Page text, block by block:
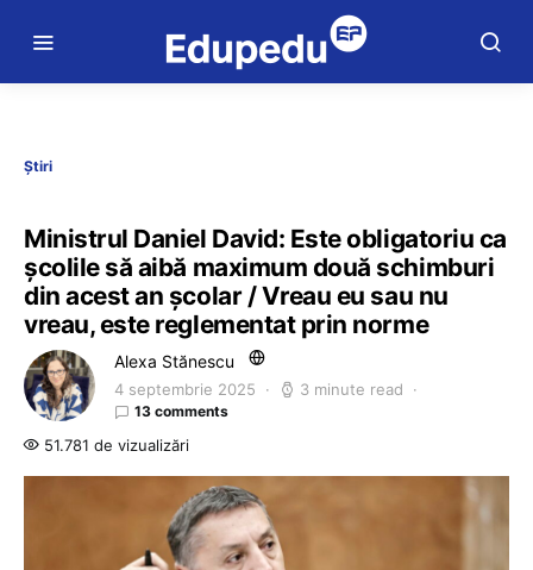
Știri
Ministrul Daniel David: Este obligatoriu ca
școlile să aibă maximum două schimburi
din acest an școlar / Vreau eu sau nu
vreau, este reglementat prin norme
Alexa Stănescu
4 septembrie 2025 3 minute read
13 comments
51.781 de vizualizări